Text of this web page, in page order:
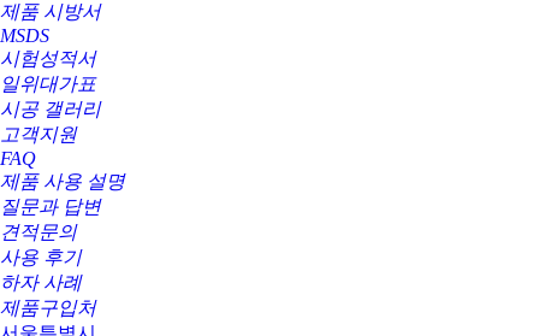
제품 시방서
MSDS
시험성적서
일위대가표
시공 갤러리
고객지원
FAQ
제품 사용 설명
질문과 답변
견적문의
사용 후기
하자 사례
제품구입처